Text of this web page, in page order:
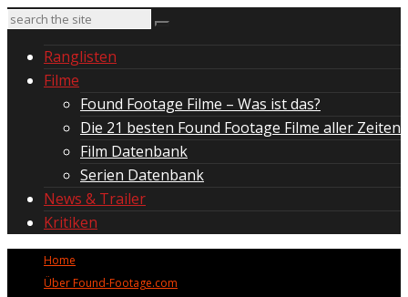
Ranglisten
Filme
Found Footage Filme – Was ist das?
Die 21 besten Found Footage Filme aller Zeiten
Film Datenbank
Serien Datenbank
News & Trailer
Kritiken
Home
Über Found-Footage.com